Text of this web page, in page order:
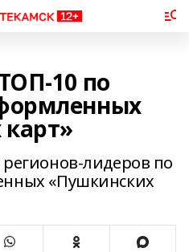
10 по
лидеров по
«Пушкинских